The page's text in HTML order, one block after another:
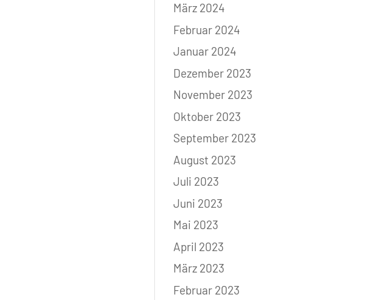
März 2024
Februar 2024
Januar 2024
Dezember 2023
November 2023
Oktober 2023
September 2023
August 2023
Juli 2023
Juni 2023
Mai 2023
April 2023
März 2023
Februar 2023